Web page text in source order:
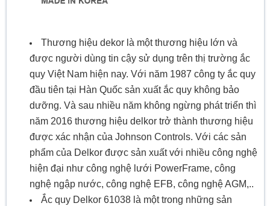
Thương hiệu dekor là một thương hiệu lớn và
được người dùng tin cậy sử dụng trên thị trường ắc
quy Việt Nam hiện nay. Với năm 1987 công ty ắc quy
đầu tiên tại Hàn Quốc sản xuất ắc quy không bảo
dưỡng. Và sau nhiều năm không ngừng phát triển thì
năm 2016 thương hiệu delkor trở thành thương hiệu
được xác nhận của Johnson Controls. Với các sản
phẩm của Delkor được sản xuất với nhiều công nghệ
hiện đại như công nghệ lưới PowerFrame, công
nghệ ngập nước, công nghệ EFB, công nghệ AGM,..
Ắc quy Delkor 61038 là một trong những sản